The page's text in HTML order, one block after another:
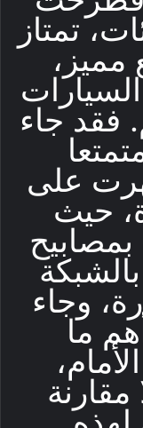
فئات، تمتاز
فقد جاء
على
حيث
وجاء
ما